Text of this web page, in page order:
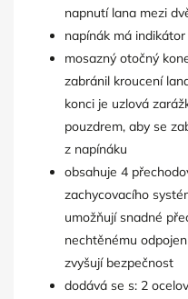
napnutí lana mezi
napínák má
mosazný otočný
zabránil kroucení
konci je uzlová
pouzdrem, aby se
z napínáku
obsahuje 4
zachycovacího
umožňují snadné
nechtěnému
zvyšují bezpečnost
dodává se s: 2